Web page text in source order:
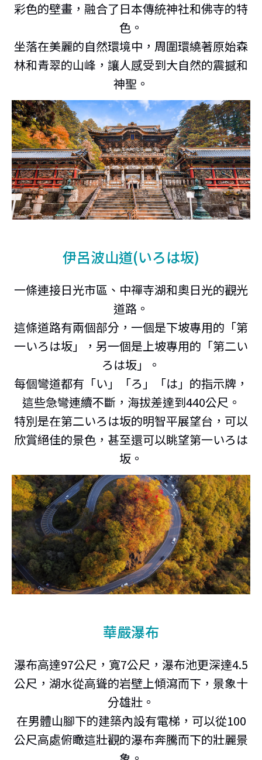
彩色的壁畫，融合了日本傳統神社和佛寺的特
色。
坐落在美麗的自然環境中，周圍環繞著原始森
林和青翠的山峰，讓人感受到大自然的震撼和
神聖。
伊呂波山道(いろは坂)
一條連接日光市區、中禪寺湖和奧日光的觀光
道路。
這條道路有兩個部分，一個是下坡專用的「第
一いろは坂」，另一個是上坡專用的「第二い
ろは坂」。
每個彎道都有「い」「ろ」「は」的指示牌，
這些急彎連續不斷，海拔差達到440公尺。
特別是在第二いろは坂的明智平展望台，可以
欣賞絕佳的景色，甚至還可以眺望第一いろは
坂。
華嚴瀑布
瀑布高達97公尺，寬7公尺，瀑布池更深達4.5
公尺，湖水從高聳的岩壁上傾瀉而下，景象十
分雄壯。
在男體山腳下的建築內設有電梯，可以從100
公尺高處俯瞰這壯觀的瀑布奔騰而下的壯麗景